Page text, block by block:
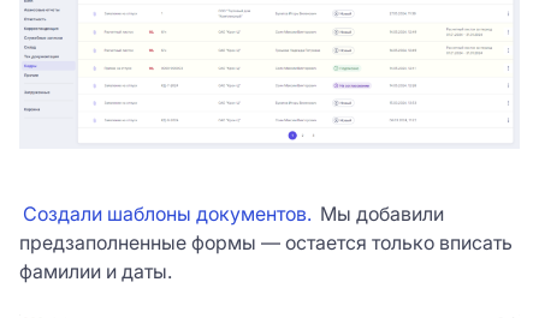
Создали шаблоны документов. Мы добавили
предзаполненные формы — остается только вписать
фамилии и даты.